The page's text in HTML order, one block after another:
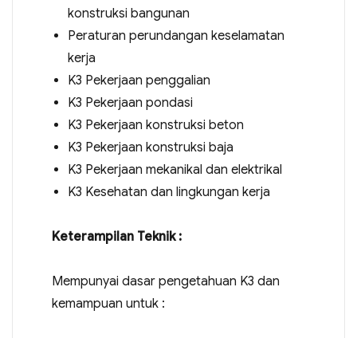
konstruksi bangunan
Peraturan perundangan keselamatan
kerja
K3 Pekerjaan penggalian
K3 Pekerjaan pondasi
K3 Pekerjaan konstruksi beton
K3 Pekerjaan konstruksi baja
K3 Pekerjaan mekanikal dan elektrikal
K3 Kesehatan dan lingkungan kerja
Keterampilan Teknik :
Mempunyai dasar pengetahuan K3 dan
kemampuan untuk :